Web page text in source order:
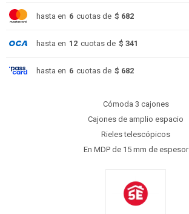
hasta en 6 cuotas de $ 682
hasta en 12 cuotas de $ 341
hasta en 6 cuotas de $ 682
Cómoda 3 cajones
Cajones de amplio espacio
Rieles telescópicos
En MDP de 15 mm de espesor